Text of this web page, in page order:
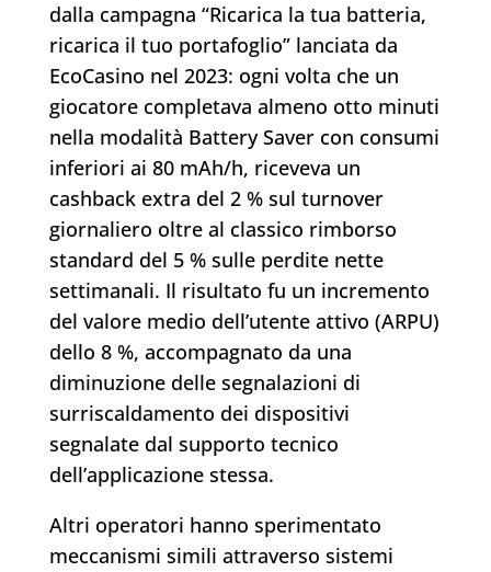
dalla campagna “Ricarica la tua batteria,
ricarica il tuo portafoglio” lanciata da
EcoCasino nel 2023: ogni volta che un
giocatore completava almeno otto minuti
nella modalità Battery Saver con consumi
inferiori ai 80 mAh/h, riceveva un
cashback extra del 2 % sul turnover
giornaliero oltre al classico rimborso
standard del 5 % sulle perdite nette
settimanali. Il risultato fu un incremento
del valore medio dell’utente attivo (ARPU)
dello 8 %, accompagnato da una
diminuzione delle segnalazioni di
surriscaldamento dei dispositivi
segnalate dal supporto tecnico
dell’applicazione stessa.
Altri operatori hanno sperimentato
meccanismi simili attraverso sistemi